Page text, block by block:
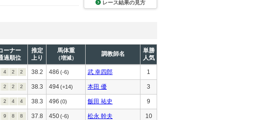
レース結果の見方
ーナー
過順位
推定
上り
馬体重
（増減）
調教師名
単勝
人気
4 2 2 38.2 486 (-6) 武 幸四郎 1
2 2 2 38.3 494(+14) 本田 優 3
2 4 4 38.3 496 (0) 飯田 祐史 9
9 8 8 37.8 450(-6) 松永 幹夫 10